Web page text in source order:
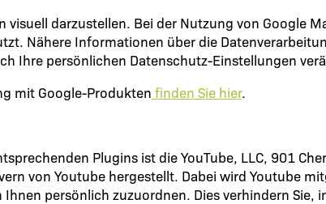
darzustellen. Bei der Nutzung von Google
Nähere Informationen über die
Ihre persönlichen Datenschutz-Einstellungen
mit Google-Produkten finden Sie hier.
Plugins ist die YouTube, LLC, 901
von Youtube hergestellt. Dabei wird Youtube
persönlich zuzuordnen. Dies verhindern Sie,